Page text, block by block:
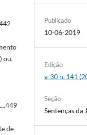
ou,
de
Publicado
10-06-2019
Edição
v. 30 n. 141
Seção
Sentenças da